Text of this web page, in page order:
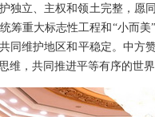
独立、主权和领土完整，
筹重大标志性工程和“小而
同维护地区和平稳定。中方
维，共同推进平等有序的世